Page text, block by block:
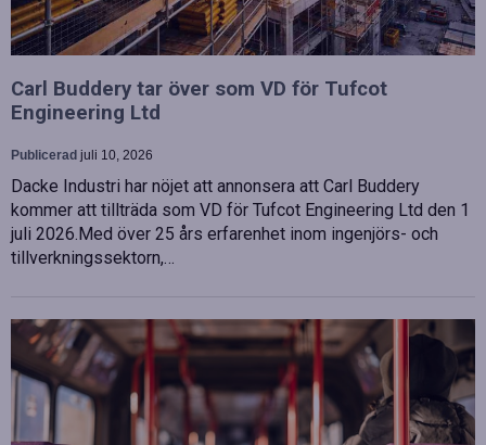
Carl Buddery tar över som VD för Tufcot
Engineering Ltd
Publicerad juli 10, 2026
Dacke Industri har nöjet att annonsera att Carl Buddery
kommer att tillträda som VD för Tufcot Engineering Ltd den 1
juli 2026.Med över 25 års erfarenhet inom ingenjörs- och
tillverkningssektorn,…